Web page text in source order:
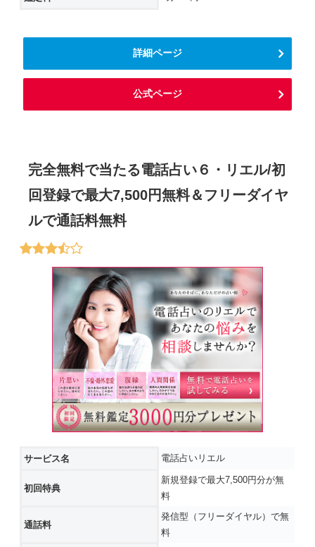
詳細ページ
公式ページ
完全無料で当たる電話占い６・リエル/初
回登録で最大7,500円無料＆フリーダイヤ
ルで通話料無料
サービス名 電話占いリエル
初回特典
新規登録で最大7,500円分が無
料
通話料
発信型（フリーダイヤル）で無
料